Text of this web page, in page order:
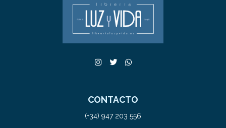
CONTACTO
(+34) 947 203 556